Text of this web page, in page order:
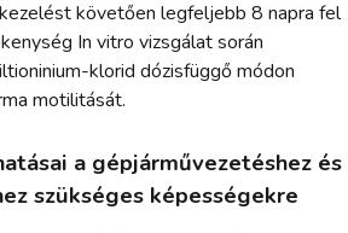
követően legfeljebb 8 napra fel
In vitro vizsgálat során
klorid dózisfüggő módon
motilitását.
a gépjárművezetéshez és
szükséges képességekre